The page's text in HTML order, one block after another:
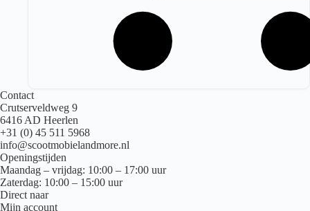
Contact
Crutserveldweg 9
6416 AD Heerlen
+31 (0) 45 511 5968
info@scootmobielandmore.nl
Openingstijden
Maandag – vrijdag: 10:00 – 17:00 uur
Zaterdag: 10:00 – 15:00 uur
Direct naar
Mijn account